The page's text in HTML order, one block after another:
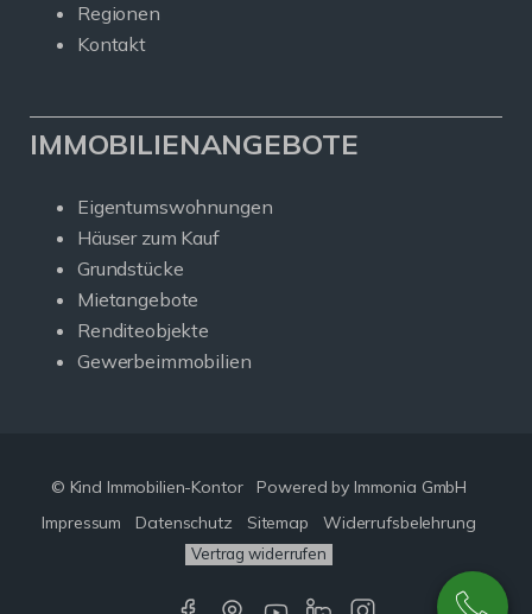
Regionen
Kontakt
IMMOBILIENANGEBOTE
Eigentumswohnungen
Häuser zum Kauf
Grundstücke
Mietangebote
Renditeobjekte
Gewerbeimmobilien
© Kind Immobilien-Kontor
Powered by Immonia GmbH
Impressum
Datenschutz Sitemap Widerrufsbelehrung
Vertrag widerrufen